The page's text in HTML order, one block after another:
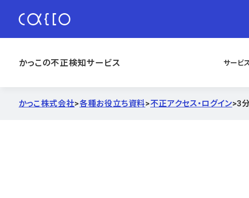
かっこの不正検知サービス サービス
かっこ株式会社>各種お役立ち資料>不正アクセス・ログイン>3